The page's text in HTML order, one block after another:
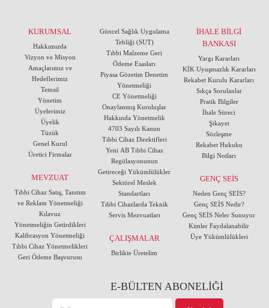
KURUMSAL
Hakkımızda
Vizyon ve Misyon
Amaçlarımız ve
Hedeflerimiz
Temsil
Yönetim
Üyelerimiz
Üyelik
Tüzük
Genel Kurul
Üretici Firmalar
MEVZUAT
Tıbbi Cihaz Satış, Tanıtım
ve Reklam Yönetmeliği
Kılavuz
Yönetmeliğin Getirdikleri
Kalibrasyon Yönetmeliği
Tıbbi Cihaz Yönetmelikleri
Geri Ödeme Başvurusu
Güncel Sağlık Uygulama
Tebliği (SUT)
Tıbbi Malzeme Geri
Ödeme Esasları
Piyasa Gözetim Denetim
Yönetmeliği
CE Yönetmeliği
Onaylanmış Kuruluşlar
Hakkında Yönetmelik
4703 Sayılı Kanun
Tıbbi Cihaz Direktifleri
Yeni AB Tıbbi Cihaz
Regülasyonunun
Getireceği Yükümlülükler
Sektörel Meslek
Standartları
Tıbbi Cihazlarda Teknik
Servis Mezvuatları
ÇALIŞMALAR
Birlikte Üretelim
İHALE BİLGİ
BANKASI
Yargı Kararları
KİK Uyuşmazlık Kararları
Rekabet Kurulu Kararları
Sıkça Sorulanlar
Pratik Bilgiler
İhale Süreci
Şikayet
Sözleşme
Rekabet Hukuku
Bilgi Notları
GENÇ SEİS
Neden Genç SEİS?
Genç SEİS Nedir?
Genç SEİS Neler Sunuyor
Kimler Faydalanabilir
Üye Yükümlülükleri
E-BÜLTEN ABONELİĞİ